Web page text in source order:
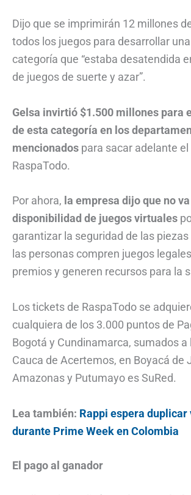
Dijo que se imprimirán 12 millones
todos los juegos para desarrollar
categoría que “estaba desatendida
de juegos de suerte y azar”.
Gelsa invirtió $1.500 millones para
de esta categoría en los
mencionados para sacar adelante
RaspaTodo.
Por ahora, la empresa dijo que no
disponibilidad de juegos virtuales
garantizar la seguridad de las
las personas compren juegos
premios y generen recursos para la
Los tickets de RaspaTodo se
cualquiera de los 3.000 puntos de
Bogotá y Cundinamarca, sumados a
Cauca de Acertemos, en Boyacá de
Amazonas y Putumayo es SuRed.
Lea también: Rappi espera duplicar
durante Prime Week en Colombia
El pago al ganador